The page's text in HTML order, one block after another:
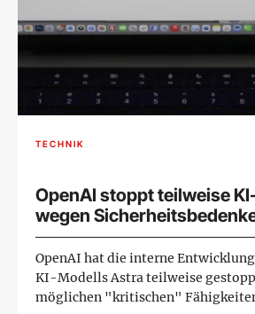
TECHNIK
OpenAI stoppt teilweise
wegen
OpenAI hat die interne
KI-Modells Astra teilweise
möglichen "kritischen"